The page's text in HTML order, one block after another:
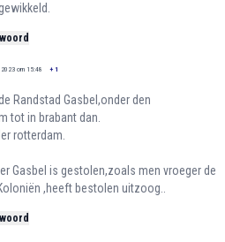
2023 om 15:48 + 1
Randstad Gasbel,onder den
tot in brabant dan.
rotterdam.
Gasbel is gestolen,zoals men vroeger de
,heeft bestolen uitzoog..